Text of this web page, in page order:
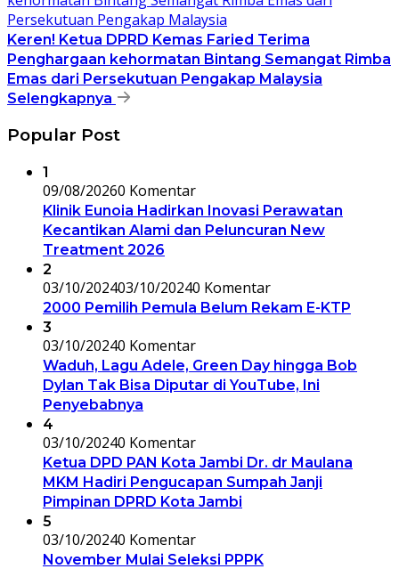
Keren! Ketua DPRD Kemas Faried Terima
Penghargaan kehormatan Bintang Semangat Rimba
Emas dari Persekutuan Pengakap Malaysia
Selengkapnya
Popular Post
1
09/08/20260 Komentar
Klinik Eunoia Hadirkan Inovasi Perawatan
Kecantikan Alami dan Peluncuran New
Treatment 2026
2
03/10/202403/10/20240 Komentar
2000 Pemilih Pemula Belum Rekam E-KTP
3
03/10/20240 Komentar
Waduh, Lagu Adele, Green Day hingga Bob
Dylan Tak Bisa Diputar di YouTube, Ini
Penyebabnya
4
03/10/20240 Komentar
Ketua DPD PAN Kota Jambi Dr. dr Maulana
MKM Hadiri Pengucapan Sumpah Janji
Pimpinan DPRD Kota Jambi
5
03/10/20240 Komentar
November Mulai Seleksi PPPK